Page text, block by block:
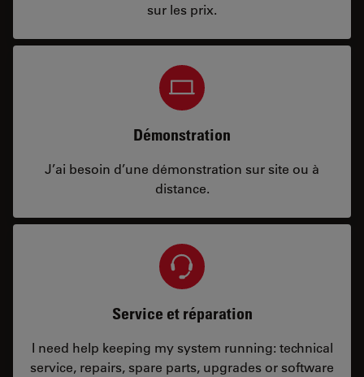
sur les prix.
Démonstration
J’ai besoin d’une démonstration sur site ou à
distance.
Service et réparation
I need help keeping my system running: technical
service, repairs, spare parts, upgrades or software